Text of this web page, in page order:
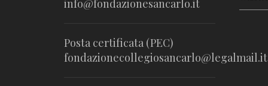
info@fondazionesancarlo.it
Posta certificata (PEC)
fondazionecollegiosancarlo@legalmail.it